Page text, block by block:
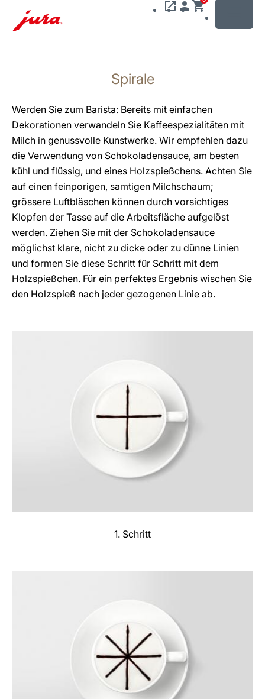
Suche
wechseln
Spirale
Werden Sie zum Barista: Bereits mit einfachen
Dekorationen verwandeln Sie Kaffeespezialitäten mit
Milch in genussvolle Kunstwerke. Wir empfehlen dazu
die Verwendung von Schokoladensauce, am besten
kühl und flüssig, und eines Holzspießchens. Achten Sie
auf einen feinporigen, samtigen Milchschaum;
grössere Luftbläschen können durch vorsichtiges
Klopfen der Tasse auf die Arbeitsfläche aufgelöst
werden. Ziehen Sie mit der Schokoladensauce
möglichst klare, nicht zu dicke oder zu dünne Linien
und formen Sie diese Schritt für Schritt mit dem
Holzspießchen. Für ein perfektes Ergebnis wischen Sie
den Holzspieß nach jeder gezogenen Linie ab.
1. Schritt